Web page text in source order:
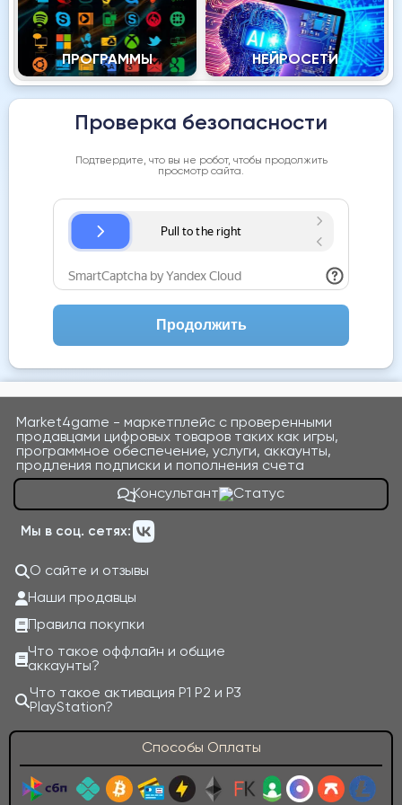
ПРОГРАММЫ НЕЙРОСЕТИ
Проверка безопасности
Подтвердите, что вы не робот, чтобы продолжить
просмотр сайта.
Продолжить
Market4game - маркетплейс с проверенными
продавцами цифровых товаров таких как игры,
программное обеспечение, услуги, аккаунты,
продления подписки и пополнения счета
Консультант
Мы в соц. сетях:
О сайте и отзывы
Наши продавцы
Правила покупки
Что такое оффлайн и общие
аккаунты?
Что такое активация P1 P2 и P3
PlayStation?
Способы Оплаты